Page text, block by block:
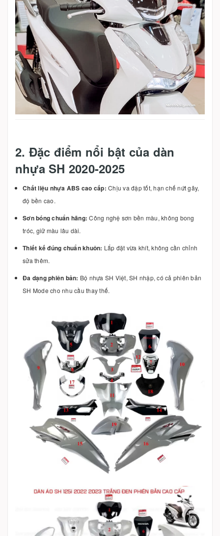
2. Đặc điểm nổi bật của dàn
nhựa SH 2020-2025
Chất liệu nhựa ABS cao cấp: Chịu va đập tốt, hạn chế nứt gãy,
độ bền cao.
Sơn bóng chuẩn hãng: Công nghệ sơn bền màu, không bong
tróc, giữ màu lâu dài.
Thiết kế đúng chuẩn khuôn: Lắp đặt vừa khít, không cần chỉnh
sửa thêm.
Đa dạng phiên bản: Bộ nhựa SH Việt, SH nhập, có cả phiên bản
SH Mode cho nhu cầu thay thế.